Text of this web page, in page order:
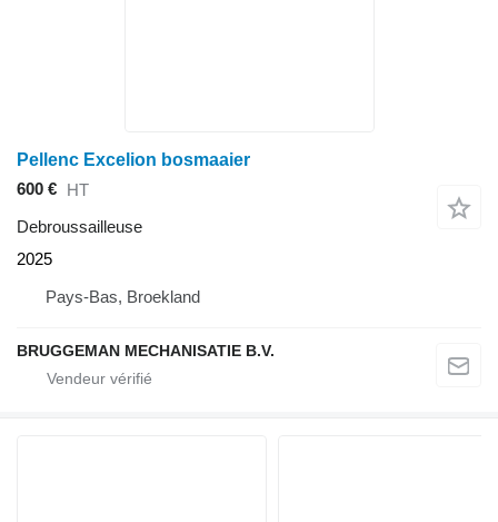
Pellenc Excelion bosmaaier
600 € HT
Debroussailleuse
2025
Pays-Bas, Broekland
BRUGGEMAN MECHANISATIE B.V.